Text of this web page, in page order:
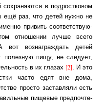
в подростковом
ещё раз, что де­тей нуж­но не
привить со­от­ветст­вую­
отношении лучше всего
вот вознаграждать детей
по­лез­ную пи­щу, не сле­ду­ет,
в их глазах [2] . И это
часто едят вне дома,
просто заставляли есть
пи­ще­вые пред­поч­те­